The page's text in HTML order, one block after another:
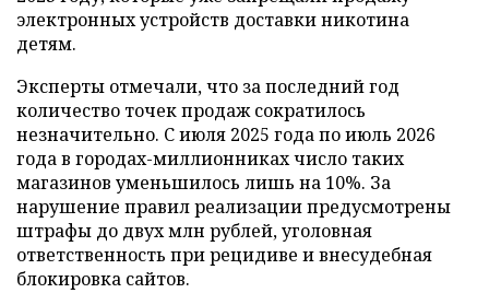
электронных устройств доставки никотина
детям.
Эксперты отмечали, что за последний год
количество точек продаж сократилось
незначительно. С июля 2025 года по июль 2026
года в городах-миллионниках число таких
магазинов уменьшилось лишь на 10%. За
нарушение правил реализации предусмотрены
штрафы до двух млн рублей, уголовная
ответственность при рецидиве и внесудебная
блокировка сайтов.